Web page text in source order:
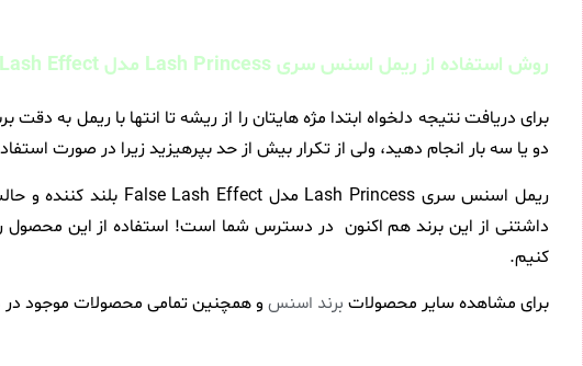
روش استفاده از ریمل اسنس سری Lash Princess مدل False Lash Effect بلند کننده و حالت دهنده
برای دریافت نتیجه دلخواه ابتدا مژه هایتان را از ریشه تا انتها با ریمل به
دو یا سه بار انجام دهید، ولی از تکرار بیش از حد بپرهیزید زیرا در صورت
داشتنی از این برند هم اکنون در دسترس شما است! استفاده از این محصول
کنیم.
برای مشاهده سایر محصولات برند اسنس و همچنین تمامی محصولات موجود در